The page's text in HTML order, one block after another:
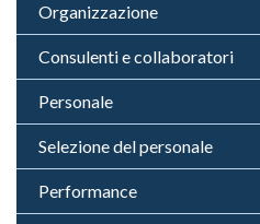
Organizzazione
Consulenti e collaboratori
Personale
Selezione del personale
Performance